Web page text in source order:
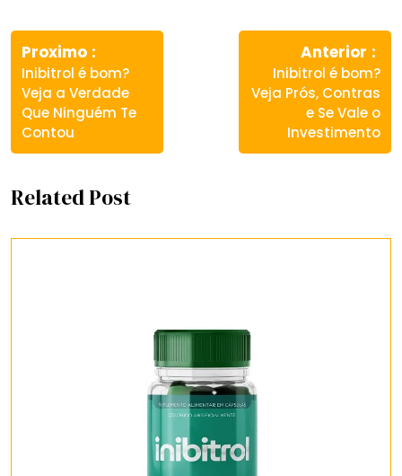
Navegação
de
Post
Proximo
post:
Inibitrol é bom?
Veja a Verdade
Que Ninguém Te
Contou
Anterior
Inibitrol é bom?
Veja Prós, Contras
e Se Vale o
Investimento
Related Post